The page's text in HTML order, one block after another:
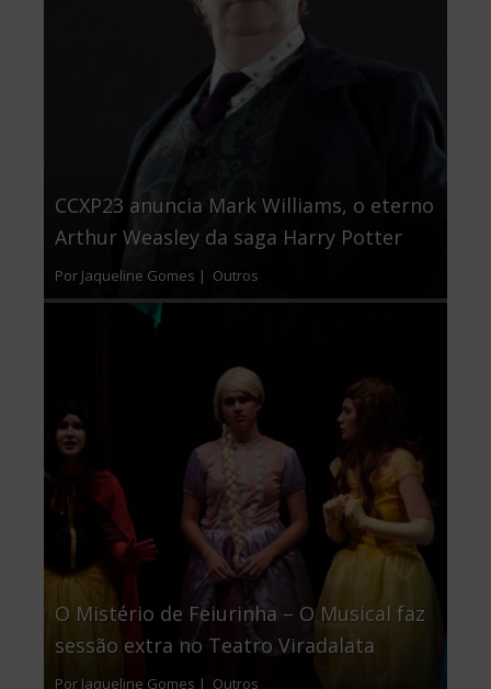
CCXP23 anuncia Mark Williams, o eterno
Arthur Weasley da saga Harry Potter
Por Jaqueline Gomes | Outros
O Mistério de Feiurinha – O Musical faz
sessão extra no Teatro Viradalata
Por Jaqueline Gomes | Outros